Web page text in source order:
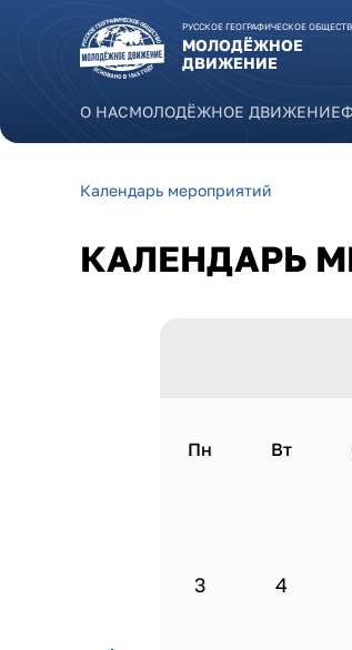
РУССКОЕ ГЕОГРАФИЧЕСКОЕ
МОЛОДЁЖНОЕ
ДВИЖЕНИЕ
О НАСМОЛОДЁЖНОЕ ДВИЖЕНИЕ
Вы здесь
Календарь мероприятий
КАЛЕНДАРЬ
Пн Вт
3 4